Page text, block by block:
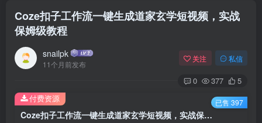
Coze扣子工作流一键生成道家玄学短视频，实战
保姆级教程
snailpk
11个月前发布
关注 私信
0 377 5
Coze扣子工作流一键生成道家玄学短视频，实战保姆级教程
付费资源 已售 397